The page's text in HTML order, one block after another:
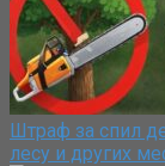
Штраф за спил
лесу и других